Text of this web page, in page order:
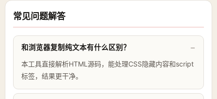
常见问题解答
和浏览器复制纯文本有什么区别？
本工具直接解析HTML源码，能处理CSS隐藏内容和script
标签，结果更干净。